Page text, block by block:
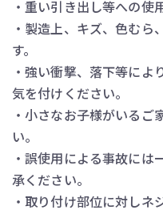
・重い引き出し等への使
・製造上、キズ、色むら
す。
・強い衝撃、落下等によ
気を付けください。
・小さなお子様がいるご
い。
・誤使用による事故には
承ください。
・取り付け部位に対しネ